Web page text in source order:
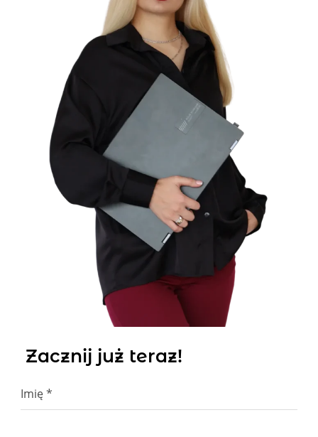
Zacznij już teraz!
Imię*